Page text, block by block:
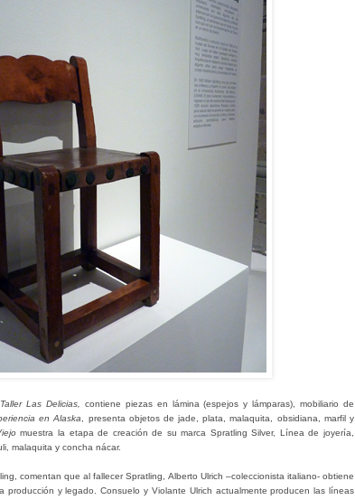
Taller Las Delicias,
contiene piezas en lámina (espejos y lámparas), mobiliario de
en Alaska
, presenta objetos de jade, plata, malaquita, obsidiana, marfil y
muestra la etapa de creación de su marca Spratling Silver, Línea de joyería,
malaquita y concha nácar.
comentan que al fallecer Spratling, Alberto Ulrich –coleccionista italiano- obtiene
producción y legado. Consuelo y Violante Ulrich actualmente producen las líneas